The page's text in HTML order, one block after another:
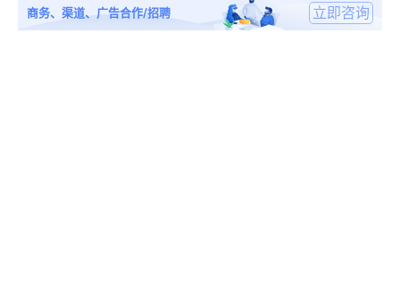
商务、渠道、广告合作/招聘 立即咨询